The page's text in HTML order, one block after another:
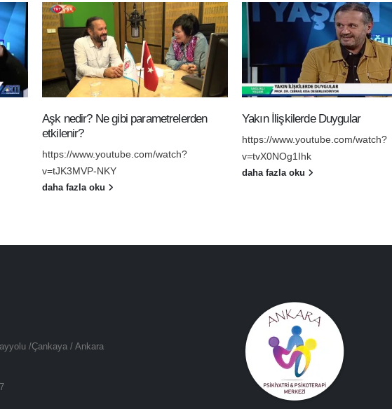
Aşk nedir? Ne gibi parametrelerden
etkilenir?
https://www.youtube.com/watch?
v=tJK3MVP-NKY
daha fazla oku
Yakın İlişkilerde Duygular
https://www.youtube.com/watch?
v=tvX0NOg1Ihk
daha fazla oku
/Çankaya / Ankara